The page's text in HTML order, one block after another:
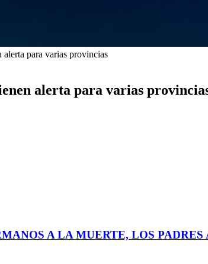
alerta para varias provincias
alerta para varias
A LA MUERTE, LOS